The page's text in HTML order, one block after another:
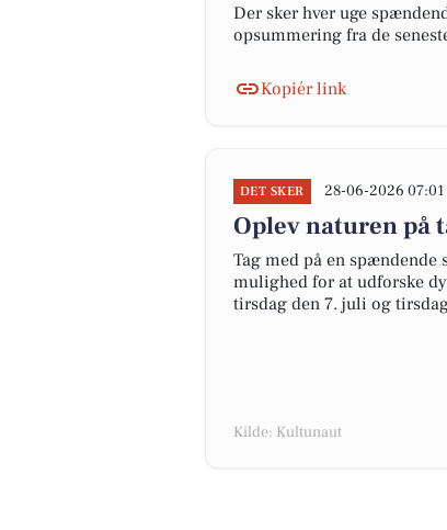
Der sker hver uge
opsummering fra de
Kopiér link
DET SKER 28-06-2026 07:01
Oplev naturen på
Tag med på en
mulighed for at udforske
tirsdag den 7. juli og
Kilde: Kultunaut